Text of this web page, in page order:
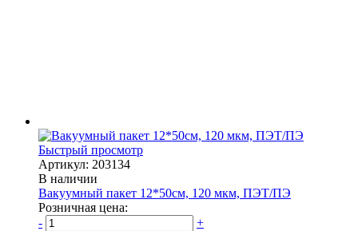
Быстрый просмотр
Артикул: 203134
В наличии
Вакуумный пакет 12*50см, 120 мкм, ПЭТ/ПЭ
Розничная цена:
-
+